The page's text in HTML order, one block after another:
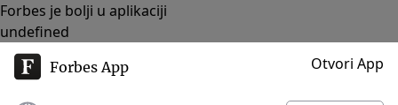
Forbes je bolji u aplikaciji
undefined
Forbes App Otvori App